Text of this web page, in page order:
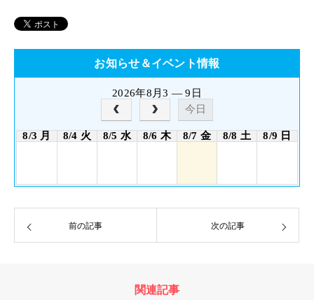
お知らせ＆イベント情報
2026年8月3 — 9日
今日
8/3 月 8/4 火 8/5 水 8/6 木 8/7 金 8/8 土 8/9 日
前の記事 次の記事
関連記事